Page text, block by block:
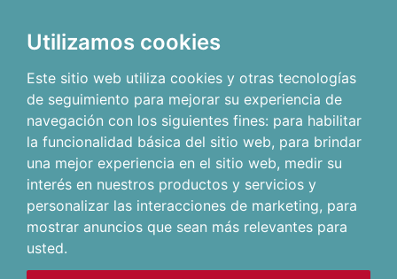
Utilizamos cookies
Este sitio web utiliza cookies y otras tecnologías
de seguimiento para mejorar su experiencia de
navegación con los siguientes fines: para habilitar
la funcionalidad básica del sitio web, para brindar
una mejor experiencia en el sitio web, medir su
interés en nuestros productos y servicios y
personalizar las interacciones de marketing, para
mostrar anuncios que sean más relevantes para
usted.